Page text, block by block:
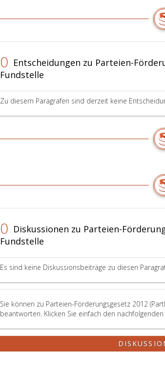
0 Entscheidungen zu Parteien-
Fundstelle
Zu diesem Paragrafen sind derzeit keine
0 Diskussionen zu Parteien-
Fundstelle
Es sind keine Diskussionsbeiträge zu diesen
Sie können zu Parteien-Förderungsgesetz 2012
beantworten. Klicken Sie einfach den